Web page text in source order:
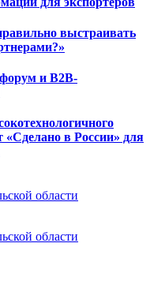
выстраивать
и B2B-
«Сделано в России» для